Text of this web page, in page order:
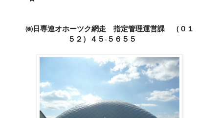
㈱日専連オホーツク網走 指定管理運営課 （０１
５２）４５-５６５５